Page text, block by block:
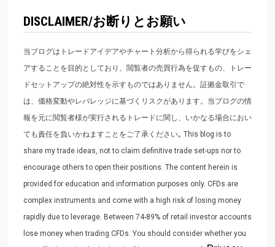
DISCLAIMER/お断りとお願い
当ブログはトレードアイデアやチャート分析から得られる学びをシェ
アすることを目的としており、閲覧者の売買行為を促すもの、トレー
ドセットアップの絶対性を示すものではありません。証拠金取引で
は、価格変動やレバレッジに基づくリスクがあります。当ブログの情
報を元に閲覧者様が実行されるトレードに関し、いかなる場合におい
ても責任を負いかねますことをご了承ください｡ This blog is to
share my trade ideas, not to claim definitive trade set-ups nor to
encourage others to open their positions. The content herein is
provided for education and information purposes only. CFDs are
complex instruments and come with a high risk of losing money
rapidly due to leverage. Between 74-89% of retail investor accounts
lose money when trading CFDs. You should consider whether you